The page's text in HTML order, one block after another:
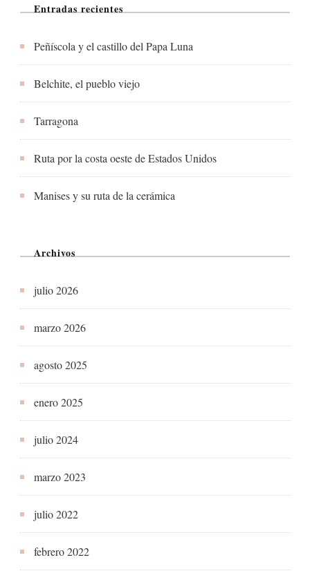
Entradas recientes
Peñíscola y el castillo del Papa Luna
Belchite, el pueblo viejo
Tarragona
Ruta por la costa oeste de Estados Unidos
Manises y su ruta de la cerámica
Archivos
julio 2026
marzo 2026
agosto 2025
enero 2025
julio 2024
marzo 2023
julio 2022
febrero 2022